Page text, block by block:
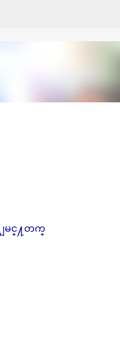
မင္႔တက္